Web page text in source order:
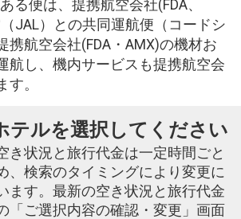
る便は、提携航空会社(FDA、
JAL）との共同運航便（コードシ
携航空会社(FDA・AMX)の機材お
航し、機内サービスも提携航空会
す。
テルを選択してください
き状況と旅行代金は一定時間ごと
、検索のタイミングにより変更に
ます。最新の空き状況と旅行代金
「ご選択内容の確認・変更」画面